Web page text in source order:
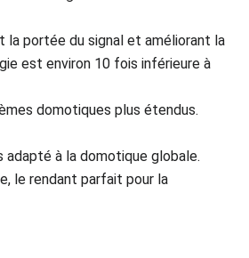
la portée du signal et améliorant la
est environ 10 fois inférieure à
domotiques plus étendus.
adapté à la domotique globale.
le rendant parfait pour la